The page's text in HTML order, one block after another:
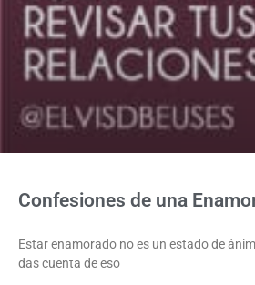
Confesiones de una
Estar enamorado no es un estado de
das cuenta de eso